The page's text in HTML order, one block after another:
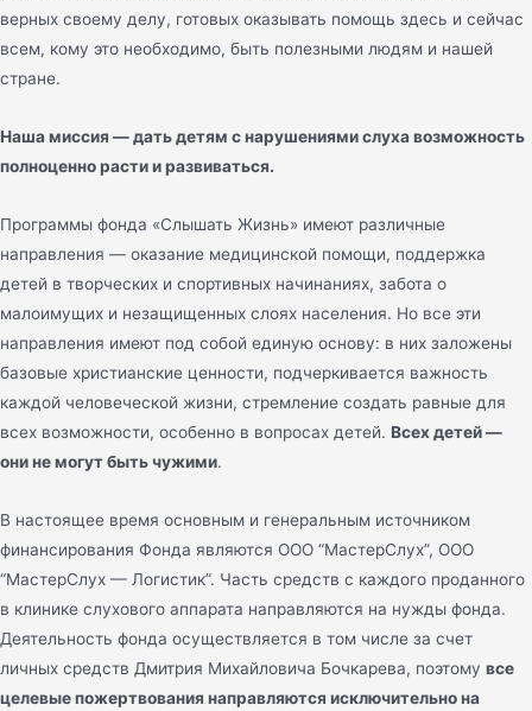
верных своему делу, готовых оказывать помощь здесь и сейчас
всем, кому это необходимо, быть полезными людям и нашей
стране.
Наша миссия — дать детям с нарушениями слуха возможность
полноценно расти и развиваться.
Программы фонда «Слышать Жизнь» имеют различные
направления — оказание медицинской помощи, поддержка
детей в творческих и спортивных начинаниях, забота о
малоимущих и незащищенных слоях населения. Но все эти
направления имеют под собой единую основу: в них заложены
базовые христианские ценности, подчеркивается важность
каждой человеческой жизни, стремление создать равные для
всех возможности, особенно в вопросах детей. Всех детей —
они не могут быть чужими.
В настоящее время основным и генеральным источником
финансирования Фонда являются ООО “МастерСлух”, ООО
“МастерСлух — Логистик”. Часть средств с каждого проданного
в клинике слухового аппарата направляются на нужды фонда.
Деятельность фонда осуществляется в том числе за счет
личных средств Дмитрия Михайловича Бочкарева, поэтому все
целевые пожертвования направляются исключительно на